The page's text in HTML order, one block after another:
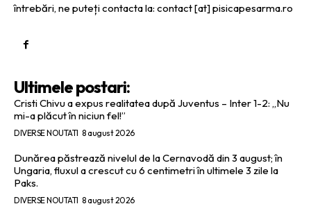
întrebări, ne puteți contacta la: contact [at] pisicapesarma.ro
Ultimele postari:
Cristi Chivu a expus realitatea după Juventus – Inter 1-2: „Nu
mi-a plăcut în niciun fel!”
DIVERSE NOUTATI 8 august 2026
Dunărea păstrează nivelul de la Cernavodă din 3 august; în
Ungaria, fluxul a crescut cu 6 centimetri în ultimele 3 zile la
Paks.
DIVERSE NOUTATI 8 august 2026